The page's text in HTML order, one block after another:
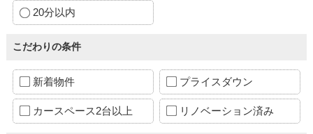
20分以内
こだわりの条件
新着物件 プライスダウン
カースペース2台以上 リノベーション済み